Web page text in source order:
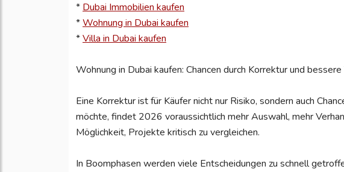
*Dubai Immobilien kaufen
*Wohnung in Dubai kaufen
*Villa in Dubai kaufen
Wohnung in Dubai kaufen: Chancen durch Korrektur und
Eine Korrektur ist für Käufer nicht nur Risiko, sondern auch
möchte, findet 2026 voraussichtlich mehr Auswahl, mehr
Möglichkeit, Projekte kritisch zu vergleichen.
In Boomphasen werden viele Entscheidungen zu schnell